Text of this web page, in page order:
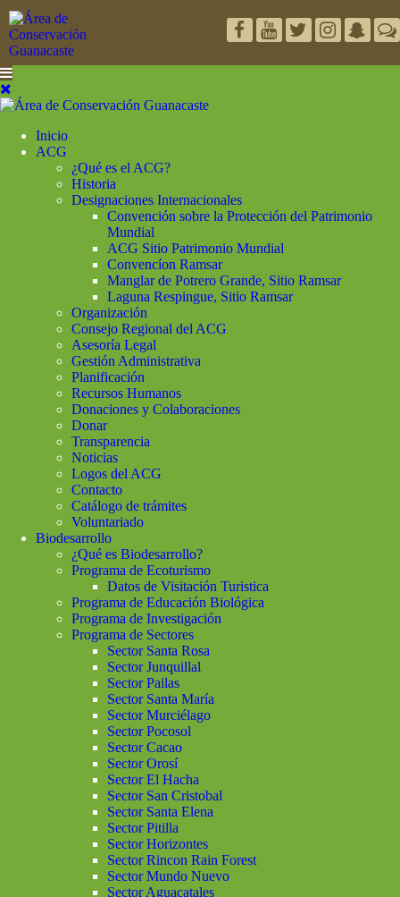
Inicio
ACG
¿Qué es el ACG?
Historia
Designaciones Internacionales
Convención sobre la Protección del Patrimonio
Mundial
ACG Sitio Patrimonio Mundial
Convencíon Ramsar
Manglar de Potrero Grande, Sitio Ramsar
Laguna Respingue, Sitio Ramsar
Organización
Consejo Regional del ACG
Asesoría Legal
Gestión Administrativa
Planificación
Recursos Humanos
Donaciones y Colaboraciones
Donar
Transparencia
Noticias
Logos del ACG
Contacto
Catálogo de trámites
Voluntariado
Biodesarrollo
¿Qué es Biodesarrollo?
Programa de Ecoturismo
Datos de Visitación Turistica
Programa de Educación Biológica
Programa de Investigación
Programa de Sectores
Sector Santa Rosa
Sector Junquillal
Sector Pailas
Sector Santa María
Sector Murciélago
Sector Pocosol
Sector Cacao
Sector Orosí
Sector El Hacha
Sector San Cristobal
Sector Santa Elena
Sector Pitilla
Sector Horizontes
Sector Rincon Rain Forest
Sector Mundo Nuevo
Sector Aguacatales